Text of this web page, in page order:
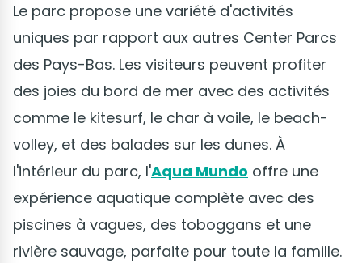
Le parc propose une variété d'activités
uniques par rapport aux autres Center Parcs
des Pays-Bas. Les visiteurs peuvent profiter
des joies du bord de mer avec des activités
comme le kitesurf, le char à voile, le beach-
volley, et des balades sur les dunes. À
l'intérieur du parc, l'Aqua Mundo offre une
expérience aquatique complète avec des
piscines à vagues, des toboggans et une
rivière sauvage, parfaite pour toute la famille.